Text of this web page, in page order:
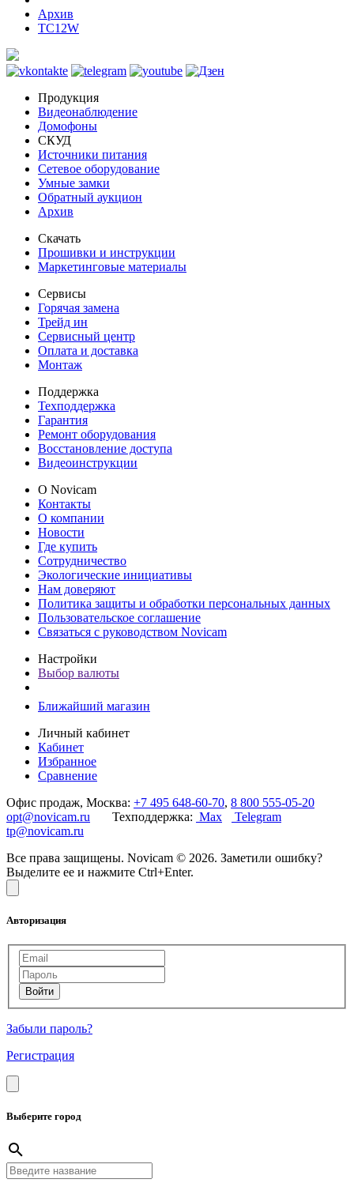
Архив
TC12W
Продукция
Видеонаблюдение
Домофоны
СКУД
Источники питания
Сетевое оборудование
Умные замки
Обратный аукцион
Архив
Скачать
Прошивки и инструкции
Маркетинговые материалы
Сервисы
Горячая замена
Трейд ин
Сервисный центр
Оплата и доставка
Монтаж
Поддержка
Техподдержка
Гарантия
Ремонт оборудования
Восстановление доступа
Видеоинструкции
О Novicam
Контакты
О компании
Новости
Где купить
Сотрудничество
Экологические инициативы
Нам доверяют
Политика защиты и обработки персональных данных
Пользовательское соглашение
Связаться с руководством Novicam
Настройки
Выбор валюты
Ближайший магазин
Личный кабинет
Кабинет
Избранное
Сравнение
Офис продаж, Москва: +7 495 648-60-70, 8 800 555-05-20
opt@novicam.ru Техподдержка: Max
Telegram
tp@novicam.ru
Все права защищены. Novicam © 2026. Заметили ошибку?
Выделите ее и нажмите Ctrl+Enter.
Авторизация
Забыли пароль?
Регистрация
Выберите город